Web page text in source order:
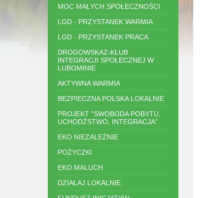
MOC MAŁYCH SPOŁECZNOŚCI
LGD - PRZYSTANEK WARMIA
LGD - PRZYSTANEK PRACA
DROGOWSKAZ-KLUB
INTEGRACJI SPOŁECZNEJ W
LUBOMINIE
AKTYWNA WARMIA
BEZPIECZNA POLSKA LOKALNIE
PROJEKT "SWOBODA POBYTU,
UCHODŹSTWO, INTEGRACJA"
EKO NIEZALEŻNIE
POŻYCZKI
EKO MALUCH
DZIAŁAJ LOKALNIE